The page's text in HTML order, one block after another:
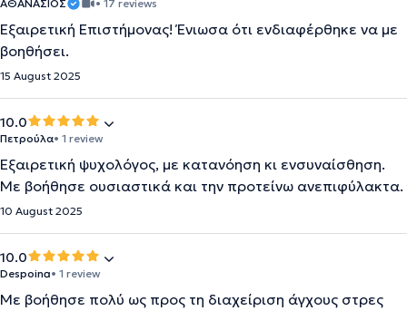
ΑΘΑΝΑΣΙΟΣ • 17 reviews
Εξαιρετική Επιστήμονας! Ένιωσα ότι ενδιαφέρθηκε να με
βοηθήσει.
15 August 2025
10.0
Πετρούλα• 1 review
Εξαιρετική ψυχολόγος, με κατανόηση κι ενσυναίσθηση.
Με βοήθησε ουσιαστικά και την προτείνω ανεπιφύλακτα.
10 August 2025
10.0
Despoina• 1 review
Με βοήθησε πολύ ως προς τη διαχείριση άγχους στρες